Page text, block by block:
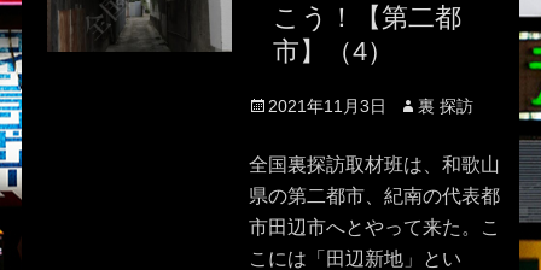
こう！【第二都
市】（4）
Posted
2021年11月3日 Author
裏 探訪
全国裏探訪取材班は、和歌山
県の第二都市、紀南の代表都
市田辺市へとやって来た。こ
こには「田辺新地」とい